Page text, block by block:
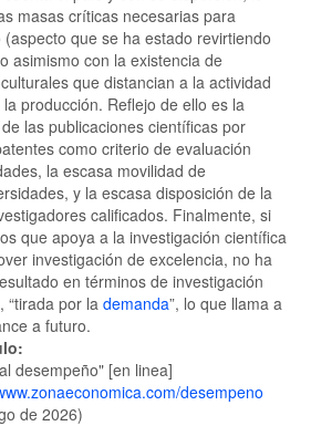
masas críticas necesarias para
que se ha estado revirtiendo
asimismo con la existencia de
que distancian a la actividad
producción. Reflejo de ello es la
las publicaciones científicas por
como criterio de evaluación
la escasa movilidad de
y la escasa disposición de la
calificados. Finalmente, si
que apoya a la investigación científica
investigación de excelencia, no ha
en términos de investigación
“tirada por la demanda”, lo que llama a
a futuro.
desempeño" [en linea]
desempeno
de 2026)